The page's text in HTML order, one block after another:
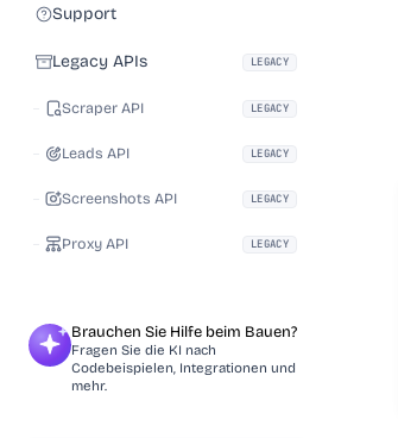
Support
Legacy APIs LEGACY
Scraper API LEGACY
Leads API LEGACY
Screenshots API LEGACY
Proxy API LEGACY
Brauchen Sie Hilfe beim Bauen?
Fragen Sie die KI nach
Codebeispielen, Integrationen und
mehr.